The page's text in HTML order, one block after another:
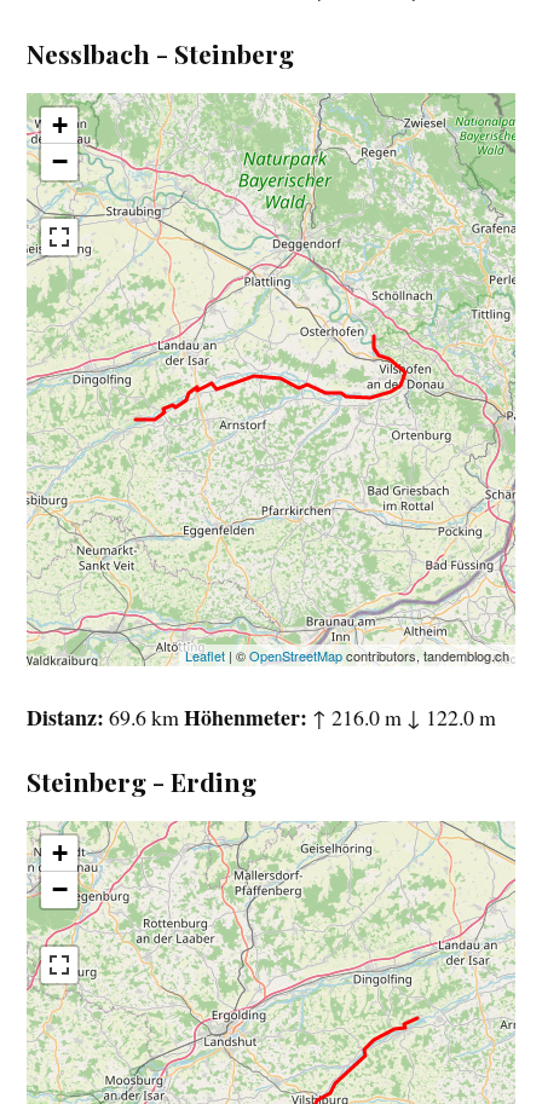
Nesslbach - Steinberg
+
−
Leaflet| ©OpenStreetMapcontributors, tandemblog.ch
Distanz 69.6 kmHöhenmeter ↑ 216.0 m ↓ 122.0 m
Steinberg - Erding
+
−